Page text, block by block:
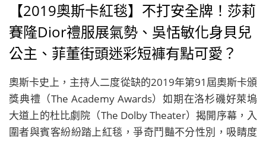
【2019奧斯卡紅毯】不打安全牌！莎莉
賽隆Dior禮服展氣勢、吳恬敏化身貝兒
公主、菲董街頭迷彩短褲有點可愛？
奧斯卡史上，主持人二度從缺的2019年第91屆奧斯卡頒
獎典禮（The Academy Awards）如期在洛杉磯好萊塢
大道上的杜比劇院（The Dolby Theater）揭開序幕，入
圍者與賓客紛紛踏上紅毯，爭奇鬥豔不分性別，吸睛度